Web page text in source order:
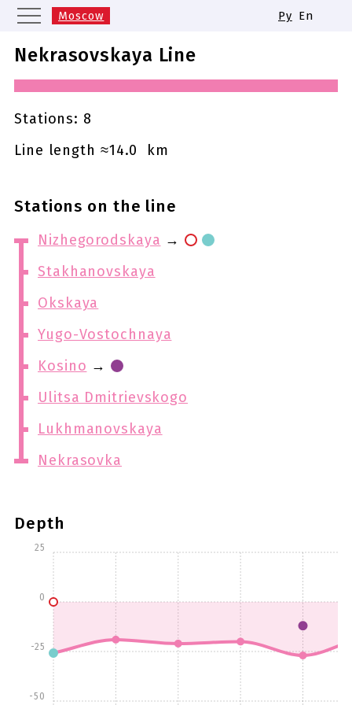
Moscow
Kazan
Nizhny Novgorod
Novosibirsk
Samara
Same names of metro stations
Ру En
Nekrasovskaya Line
Stations: 8
Line length ≈14.0 km
Stations on the line
Nizhegorodskaya →
Stakhanovskaya
Okskaya
Yugo-Vostochnaya
Kosino →
Ulitsa Dmitrievskogo
Lukhmanovskaya
Nekrasovka
Depth
-50
-25
0
25